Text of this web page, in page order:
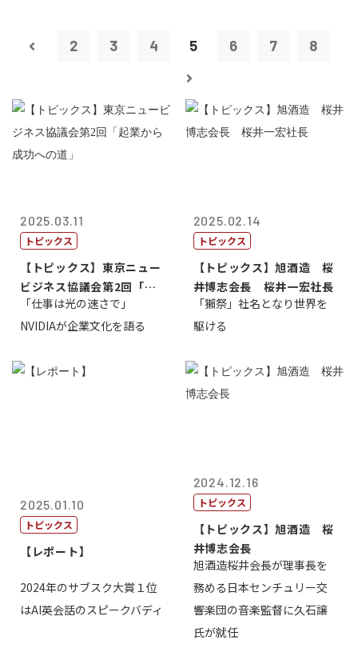
2 3 4 5 6 7 8
2025.03.11
トピックス
【トピックス】東京ニュー
ビジネス協議会第2回「起
業から成功へ...
「仕事は光の速さで」
NVIDIAが企業文化を語る
2025.02.14
トピックス
【トピックス】旭酒造 桜
井博志会長 桜井一宏社長
「獺祭」社名となり世界を
駆ける
2025.01.10
トピックス
【レポート】
2024年のサブスク大賞１位
はAI英会話のスピークバディ
2024.12.16
トピックス
【トピックス】旭酒造 桜
井博志会長
旭酒造桜井会長が理事長を
務める日本センチュリー交
響楽団の音楽監督に久石譲
氏が就任